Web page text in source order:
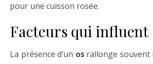
pour une cuisson rosée.
Facteurs qui influent
La présence d’un osrallonge souvent